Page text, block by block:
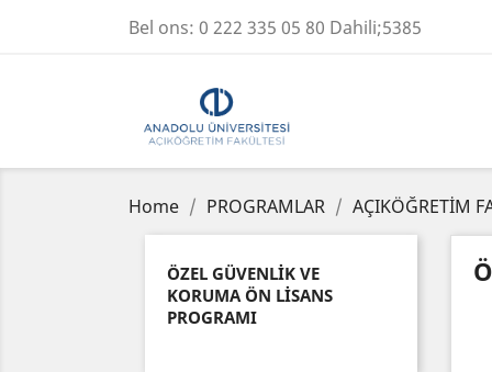
Bel ons: 0 222 335 05 80 Dahili;5385
Home PROGRAMLAR AÇIKÖĞRETİM
ÖZEL GÜVENLİK VE
KORUMA ÖN LİSANS
PROGRAMI